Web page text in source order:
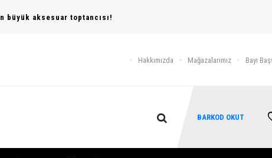
büyük aksesuar toptancısı!
Hakkımızda Mağazalarımız Bayi
BARKOD OKUT